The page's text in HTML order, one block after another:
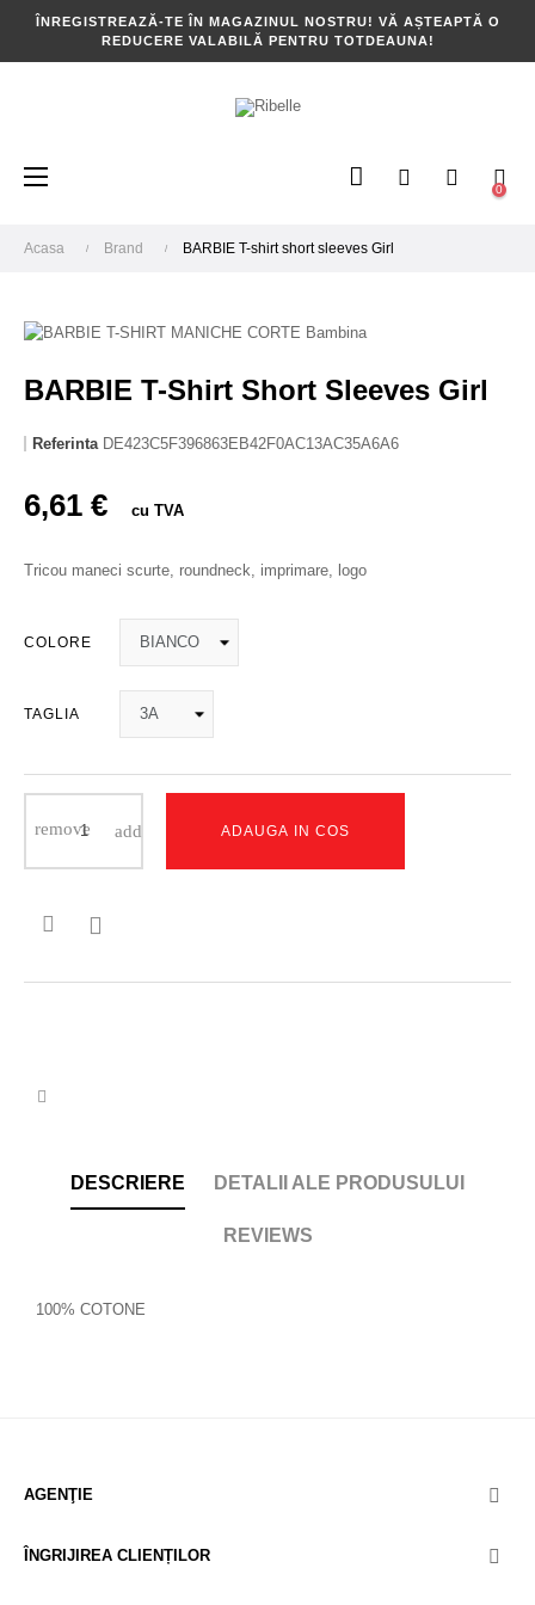
ÎNREGISTREAZĂ-TE ÎN MAGAZINUL NOSTRU! VĂ AȘTEAPTĂ O
REDUCERE VALABILĂ PENTRU TOTDEAUNA!
Toggle
☰ 0
Acasa Brand BARBIE T-shirt short sleeves Girl
BARBIE T-Shirt Short Sleeves Girl
Referinta DE423C5F396863EB42F0AC13AC35A6A6
6,61 € cu TVA
Tricou maneci scurte, roundneck, imprimare, logo
COLORE
TAGLIA
ADAUGA IN COS

DESCRIERE DETALII ALE PRODUSULUI
REVIEWS
100% COTONE
AGENŢIE 
ÎNGRIJIREA CLIENȚILOR 